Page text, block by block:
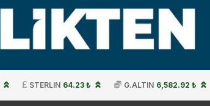
STERLIN 64.23 ₺ G.ALTIN 6,582.92 ₺